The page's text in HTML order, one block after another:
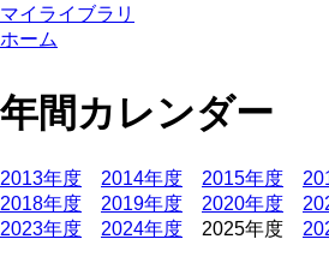
マイライブラリ
ホーム
年間カレンダー
2013年度 2014年度 2015年度
2018年度
2019年度 2020年度
2023年度
2024年度 2025年度